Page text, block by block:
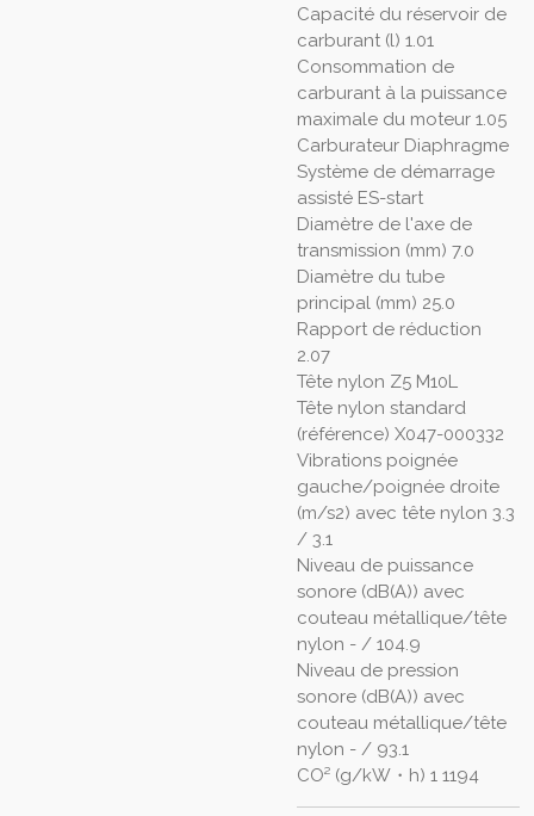
Capacité du réservoir de
carburant (l) 1.01
Consommation de
carburant à la puissance
maximale du moteur 1.05
Carburateur Diaphragme
Système de démarrage
assisté ES-start
Diamètre de l'axe de
transmission (mm) 7.0
Diamètre du tube
principal (mm) 25.0
Rapport de réduction
2.07
Tête nylon Z5 M10L
Tête nylon standard
(référence) X047-000332
Vibrations poignée
gauche/poignée droite
(m/s2) avec tête nylon 3.3
/ 3.1
Niveau de puissance
sonore (dB(A)) avec
couteau métallique/tête
nylon - / 104.9
Niveau de pression
sonore (dB(A)) avec
couteau métallique/tête
nylon - / 93.1
CO² (g/kW・h) 1 1194